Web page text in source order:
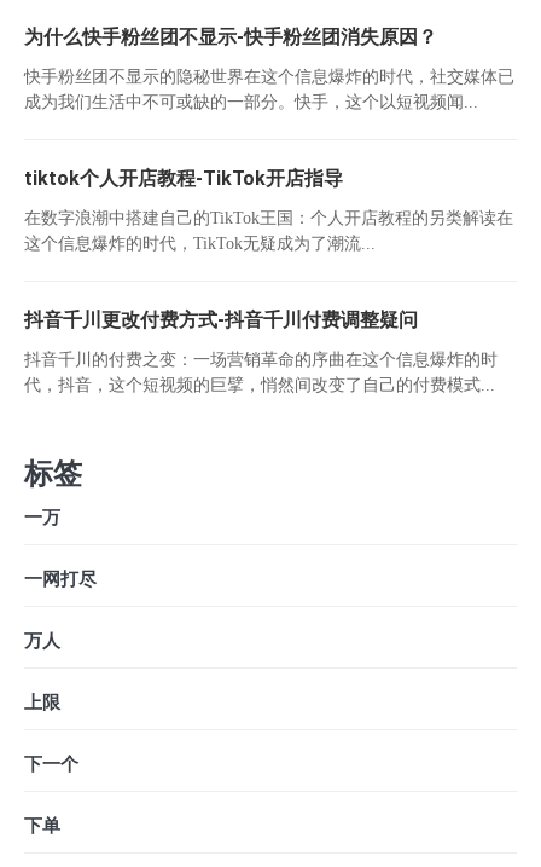
为什么快手粉丝团不显示-快手粉丝团消失原因？
快手粉丝团不显示的隐秘世界在这个信息爆炸的时代，社交媒体已
成为我们生活中不可或缺的一部分。快手，这个以短视频闻...
tiktok个人开店教程-TikTok开店指导
在数字浪潮中搭建自己的TikTok王国：个人开店教程的另类解读在
这个信息爆炸的时代，TikTok无疑成为了潮流...
抖音千川更改付费方式-抖音千川付费调整疑问
抖音千川的付费之变：一场营销革命的序曲在这个信息爆炸的时
代，抖音，这个短视频的巨擘，悄然间改变了自己的付费模式...
标签
一万
一网打尽
万人
上限
下一个
下单